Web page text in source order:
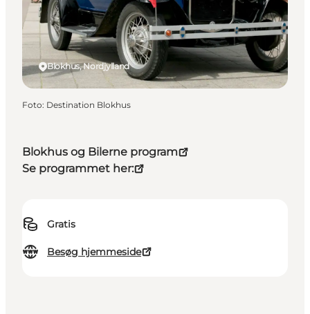
Blokhus og Bilerne program
Se programmet her:
Gratis
Besøg hjemmeside
Blokhus, Nordjylland
Foto: Destination Blokhus